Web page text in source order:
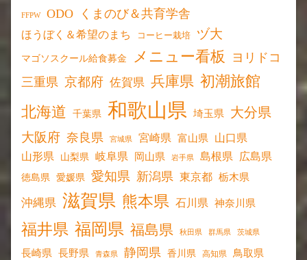
FFPW ODO くまのび＆共育学舎
ほうぼく＆希望のまち コーヒー栽培 ヅ大
マゴソスクール給食募金 メニュー看板
ヨリドコ
三重県 京都府 佐賀県 兵庫県 初潮旅館
北海道
千葉県 和歌山県 埼玉県 大分県
大阪府 奈良県 宮城県 宮崎県 富山県 山口県
山形県 山梨県 岐阜県 岡山県 岩手県 島根県 広島県
徳島県 愛媛県 愛知県 新潟県 東京都 栃木県
沖縄県 滋賀県 熊本県 石川県 神奈川県
福井県 福岡県 福島県 秋田県 群馬県 茨城県
長崎県 長野県 青森県 静岡県 香川県 高知県 鳥取県